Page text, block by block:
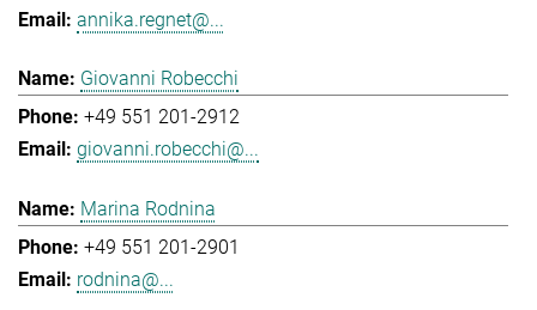
annika.regnet@...
Giovanni Robecchi
+49 551 201-2912
giovanni.robecchi@...
Marina Rodnina
+49 551 201-2901
rodnina@...